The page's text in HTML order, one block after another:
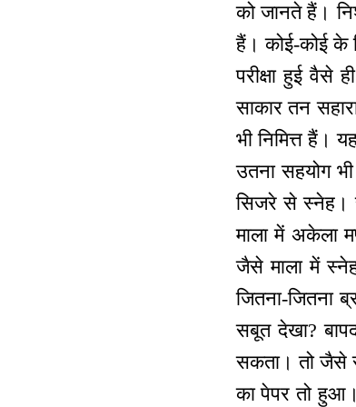
को जानते हैं।
हैं। कोई-कोई के
परीक्षा हुई वैसे
साकार तन
भी निमित्त हैं।
उतना सहयोग
सिजरे से स्नेह।
माला में अकेला
जैसे माला में
जितना-जितना
सबूत देखा?
सकता। तो जैसे
का पेपर तो